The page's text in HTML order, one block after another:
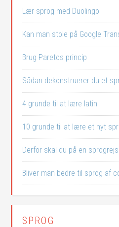
Lær sprog med Duolingo
Kan man stole på Google
Brug Paretos princip
Sådan dekonstruerer du et
4 grunde til at lære latin
10 grunde til at lære et nyt
Derfor skal du på en
Bliver man bedre til sprog af
SPROG